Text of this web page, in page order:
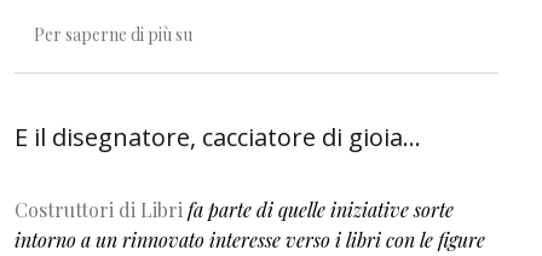
Per saperne di più su
E il disegnatore, cacciatore di gioia...
Costruttori di Libri fa parte di quelle iniziative sorte
intorno a un rinnovato interesse verso i libri con le figure